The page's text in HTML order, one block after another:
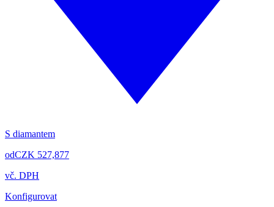
S diamantem
odCZK 527,877
vč. DPH
Konfigurovat